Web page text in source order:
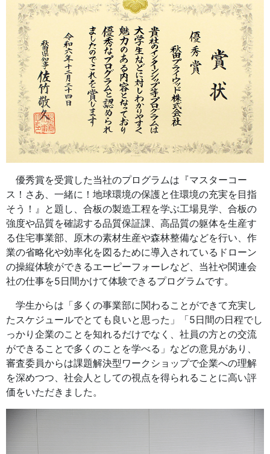
優秀賞を受賞した当社のプログラムは『マスターコー
ス！さあ、一緒に！地球環境の保護と住環境の充実を目指
そう！』と題し、合板の製造工程を学ぶ工場見学、合板の
強度や品質を確認する品質保証課、高品質の躯体を生産す
る住宅事業部、原木の素材生産や森林整備などを行い、作
業の省略化や効率化を図るために導入されているドローン
の操縦体験ができるエーピーフォーレなど、当社や関連会
社の仕事を5日間かけて体験できるプログラムです。
学生からは「多くの事業部に関わることができて充実し
たスケジュールでとても良いと思った」「5日間の日程でし
っかり企業のことを知れるだけでなく、社員の方との交流
ができることで多くのことを学べる」などの意見があり、
審査委員からは課題解決型ワークショップで企業への理解
を深めつつ、社会人としての視点を得られることに高い評
価をいただきました。